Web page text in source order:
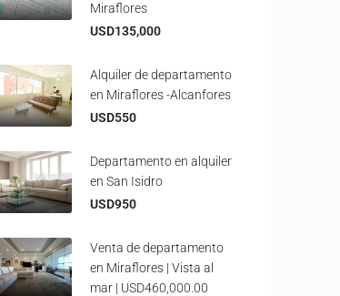
Miraflores
USD135,000
Alquiler de departamento
en Miraflores -Alcanfores
USD550
Departamento en alquiler
en San Isidro
USD950
Venta de departamento
en Miraflores | Vista al
mar | USD460,000.00